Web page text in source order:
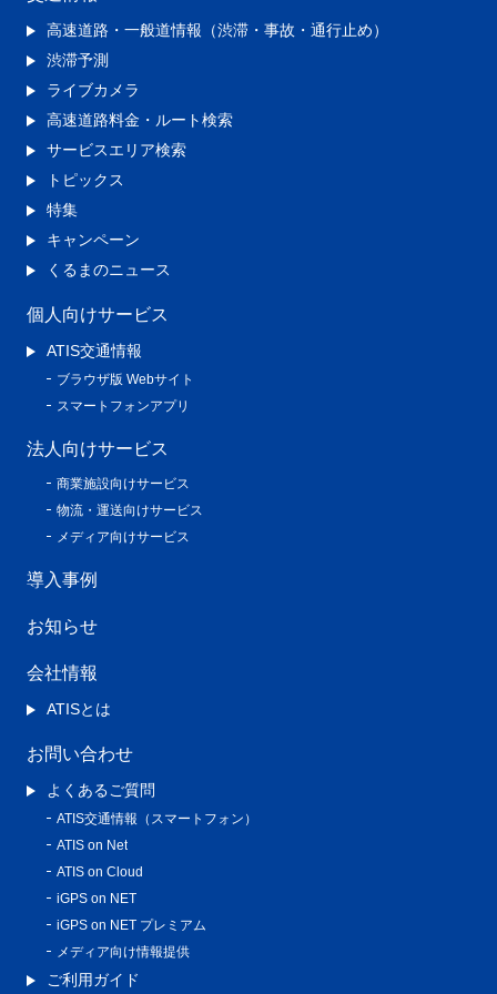
高速道路・一般道情報（渋滞・事故・通行止め）
渋滞予測
ライブカメラ
高速道路料金・ルート検索
サービスエリア検索
トピックス
特集
キャンペーン
くるまのニュース
個人向けサービス
ATIS交通情報
ブラウザ版 Webサイト
スマートフォンアプリ
法人向けサービス
商業施設向けサービス
物流・運送向けサービス
メディア向けサービス
導入事例
お知らせ
会社情報
ATISとは
お問い合わせ
よくあるご質問
ATIS交通情報（スマートフォン）
ATIS on Net
ATIS on Cloud
iGPS on NET
iGPS on NET プレミアム
メディア向け情報提供
ご利用ガイド